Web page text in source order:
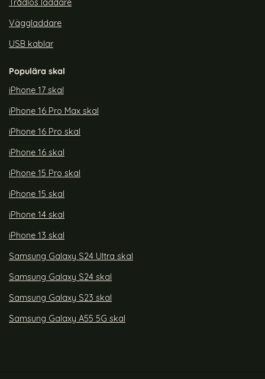
Trådlös laddare
Väggladdare
USB kablar
Populära skal
iPhone 17 skal
iPhone 16 Pro Max skal
iPhone 16 Pro skal
iPhone 16 skal
iPhone 15 Pro skal
iPhone 15 skal
iPhone 14 skal
iPhone 13 skal
Samsung Galaxy S24 Ultra skal
Samsung Galaxy S24 skal
Samsung Galaxy S23 skal
Samsung Galaxy A55 5G skal